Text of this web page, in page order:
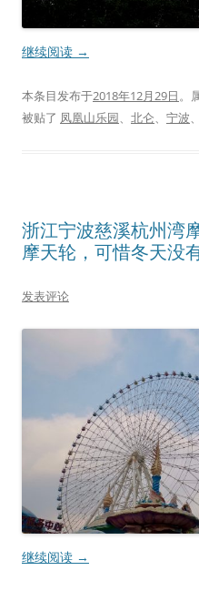
继续阅读 →
本条目发布于2018年12月29日。
被贴了 凤凰山乐园、 北仑、 宁波、
浙江宁波慈溪杭州湾
摩天轮，可惜冬天没
发表评论
继续阅读 →